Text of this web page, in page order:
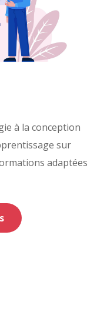
à la conception
sur
adaptées